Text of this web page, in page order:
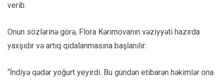
verib.
Onun sözlərinə görə, Flora Kərimovanın vəziyyəti hazırda
yaxşıdır və artıq qidalanmasına başlanılır:
“İndiyə qədər yoğurt yeyirdi. Bu gündən etibarən həkimlər ona